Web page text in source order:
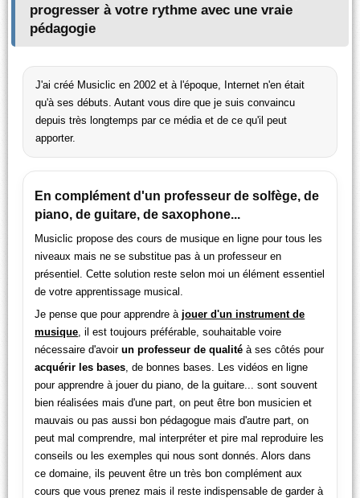
progresser à votre rythme avec une vraie
pédagogie
J'ai créé Musiclic en 2002 et à l'époque, Internet n'en était
qu'à ses débuts. Autant vous dire que je suis convaincu
depuis très longtemps par ce média et de ce qu'il peut
apporter.
En complément d'un professeur de solfège, de
piano, de guitare, de saxophone...
Musiclic propose des cours de musique en ligne pour tous les
niveaux mais ne se substitue pas à un professeur en
présentiel. Cette solution reste selon moi un élément essentiel
de votre apprentissage musical.
Je pense que pour apprendre à jouer d'un instrument de
musique, il est toujours préférable, souhaitable voire
nécessaire d'avoirun professeur de qualité à ses côtés pour
acquérir les bases, de bonnes bases. Les vidéos en ligne
pour apprendre à jouer du piano, de la guitare... sont souvent
bien réalisées mais d'une part, on peut être bon musicien et
mauvais ou pas aussi bon pédagogue mais d'autre part, on
peut mal comprendre, mal interpréter et pire mal reproduire les
conseils ou les exemples qui nous sont donnés. Alors dans
ce domaine, ils peuvent être un très bon complément aux
cours que vous prenez mais il reste indispensable de garder à